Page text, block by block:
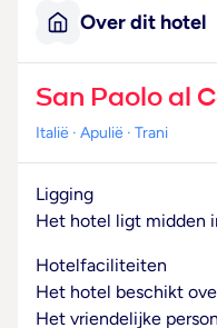
Over dit hotel
San Paolo al
Italië · Apulië · Trani
Ligging
Het hotel ligt midden
Hotelfaciliteiten
Het hotel beschikt
Het vriendelijke